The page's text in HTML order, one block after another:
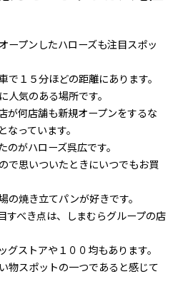
ープンしたハローズも注目スポッ
で１５分ほどの距離にあります。
人気のある場所です。
が何店舗も新規オープンをするな
っています。
がハローズ呉広です。
で思いついたときにいつでもお買
の焼き立てパンが好きです。
すべき点は、しまむらグループの店
グストアや１００均もあります。
物スポットの一つであると感じて